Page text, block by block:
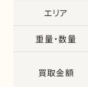
エリア
重量・数量
買取金額